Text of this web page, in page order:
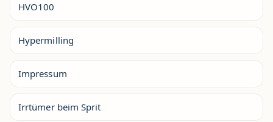
HVO100
Hypermilling
Impressum
Irrtümer beim Sprit